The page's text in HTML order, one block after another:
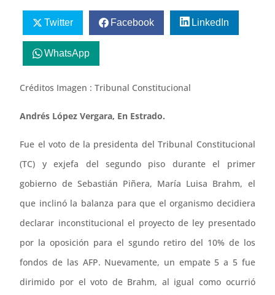
Twitter Facebook LinkedIn
WhatsApp
Créditos Imagen : Tribunal Constitucional
Andrés López Vergara, En Estrado.
Fue el voto de la presidenta del Tribunal Constitucional
(TC) y exjefa del segundo piso durante el primer
gobierno de Sebastián Piñera, María Luisa Brahm, el
que inclinó la balanza para que el organismo decidiera
declarar inconstitucional el proyecto de ley presentado
por la oposición para el sgundo retiro del 10% de los
fondos de las AFP. Nuevamente, un empate 5 a 5 fue
dirimido por el voto de Brahm, al igual como ocurrió